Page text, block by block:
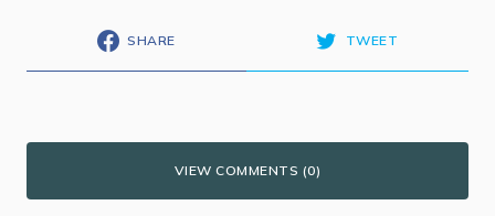
SHARE TWEET
VIEW COMMENTS (0)